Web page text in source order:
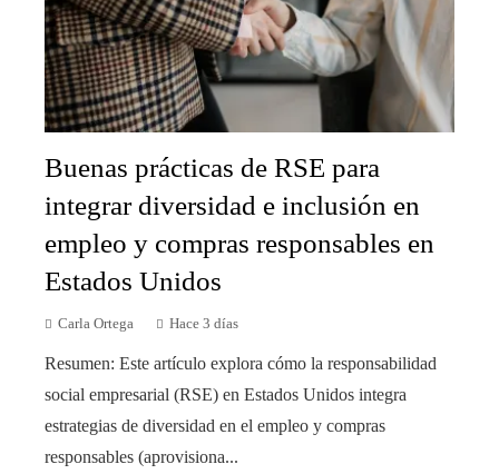
Buenas prácticas de RSE para
integrar diversidad e inclusión en
empleo y compras responsables en
Estados Unidos
Carla Ortega Hace 3 días
Resumen: Este artículo explora cómo la responsabilidad
social empresarial (RSE) en Estados Unidos integra
estrategias de diversidad en el empleo y compras
responsables (aprovisiona...